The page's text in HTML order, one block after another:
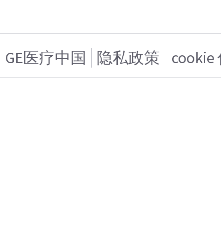
GE医疗中国 隐私政策 cookie